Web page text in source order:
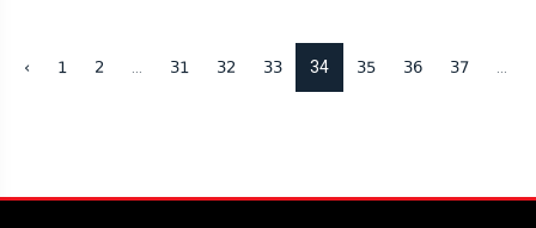
‹ 1 2 31 32 33 34 35 36 37